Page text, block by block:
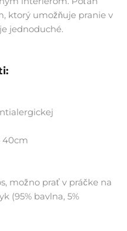
ktorý umožňuje pranie v
jednoduché.
40cm
možno prať v práčke na
(95% bavlna, 5%